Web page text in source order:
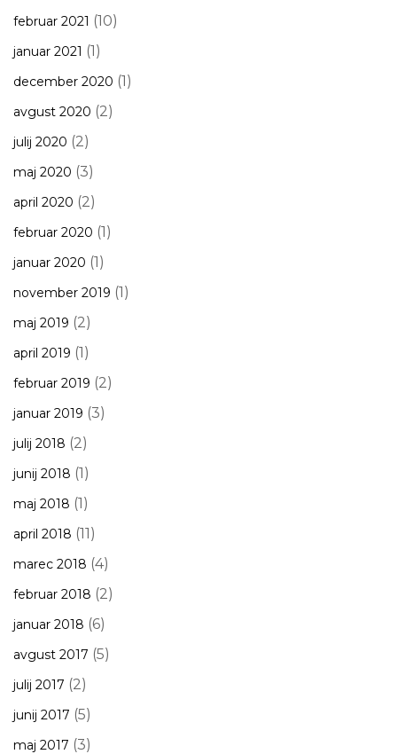
februar 2021 (10)
januar 2021 (1)
december 2020 (1)
avgust 2020 (2)
julij 2020 (2)
maj 2020 (3)
april 2020 (2)
februar 2020 (1)
januar 2020 (1)
november 2019 (1)
maj 2019 (2)
april 2019 (1)
februar 2019 (2)
januar 2019 (3)
julij 2018 (2)
junij 2018 (1)
maj 2018 (1)
april 2018 (11)
marec 2018 (4)
februar 2018 (2)
januar 2018 (6)
avgust 2017 (5)
julij 2017 (2)
junij 2017 (5)
maj 2017 (3)